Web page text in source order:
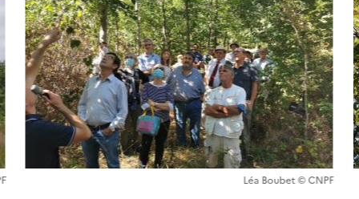
Léa Boubet © CNPF